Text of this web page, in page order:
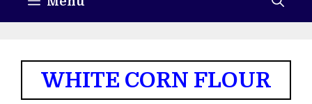
WHITE CORN FLOUR